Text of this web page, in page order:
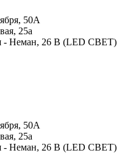
50А
25а
- Неман, 26 В (LED СВЕТ)
50А
25а
- Неман, 26 В (LED СВЕТ)